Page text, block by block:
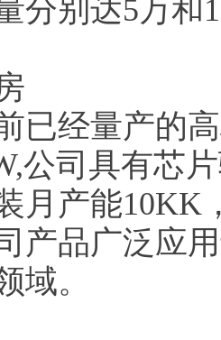
分别达5万和
已经量产的
公司具有芯
月产能10KK
产品广泛应
域。